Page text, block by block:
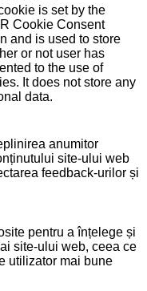
is set by the
Cookie Consent
and is used to store
or not user has
to the use of
It does not store any
data.
anumitor
site-ului web
feedback-urilor și
pentru a înțelege și
site-ului web, ceea ce
utilizator mai bune